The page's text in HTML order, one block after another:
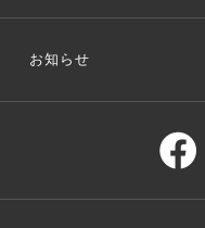
お知らせ